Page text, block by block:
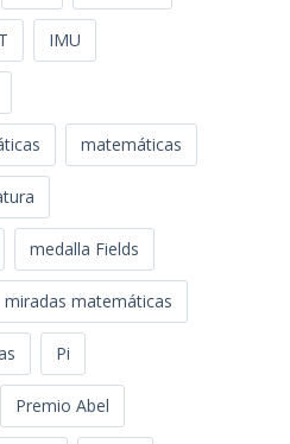
IMU
matemáticas
medalla Fields
miradas matemáticas
Pi
Premio Abel